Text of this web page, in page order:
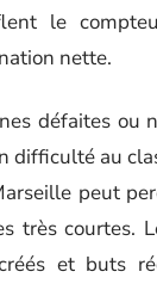
le
nette.
défaites ou
difficulté au
peut
très courtes.
et buts